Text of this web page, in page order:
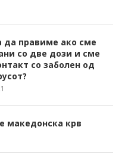
да правиме ако сме
со две дози и сме
со заболен од
македонска крв